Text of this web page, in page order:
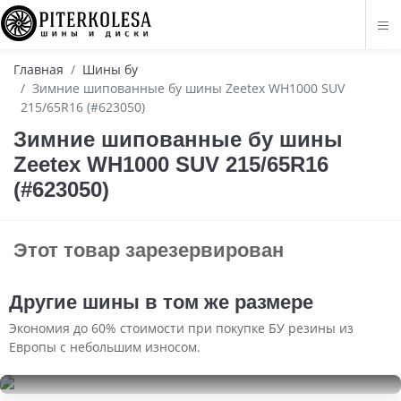
Главная
Шины бу
Зимние шипованные бу шины Zeetex WH1000 SUV
215/65R16 (#623050)
Зимние шипованные бу шины
Zeetex WH1000 SUV 215/65R16
(#623050)
Этот товар зарезервирован
Другие шины в том же размере
Экономия до 60% стоимости при покупке БУ резины из
Европы с небольшим износом.